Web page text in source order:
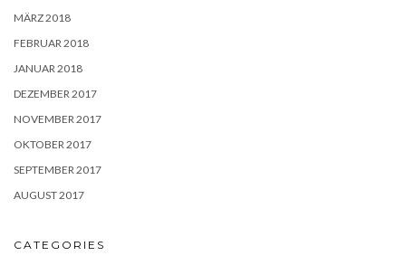
MÄRZ 2018
FEBRUAR 2018
JANUAR 2018
DEZEMBER 2017
NOVEMBER 2017
OKTOBER 2017
SEPTEMBER 2017
AUGUST 2017
CATEGORIES